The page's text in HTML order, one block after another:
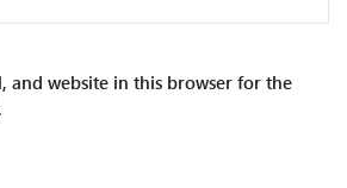
and website in this browser for the